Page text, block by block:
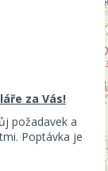
za Vás!
požadavek a
Poptávka je